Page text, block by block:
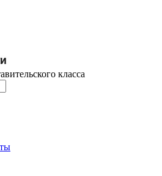
класса